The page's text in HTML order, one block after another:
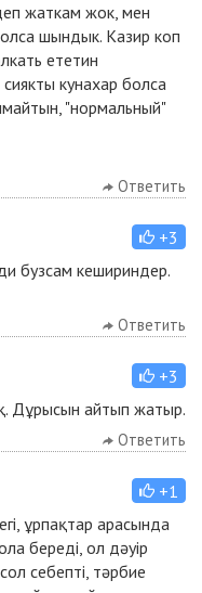
жаткам жок, мен
шындык. Казир коп
ететин
кунахар болса
"нормальный"
Ответить
+3
бузсам кешириндер.
Ответить
+3
Дұрысын айтып жатыр.
Ответить
+1
ұрпақтар арасында
береді, ол дәуір
себепті, тәрбие